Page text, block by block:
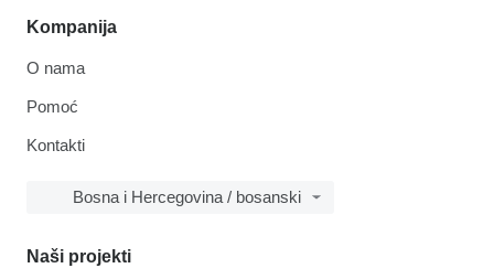
Kompanija
O nama
Pomoć
Kontakti
Bosna i Hercegovina / bosanski
Naši projekti